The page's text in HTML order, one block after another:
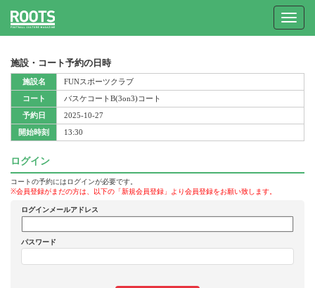
Toggle
施設・コート予約の日時
施設名
コート
予約日
開始時刻
FUNスポーツクラブ
バスケコートB(3on3)コート
2025-10-27
13:30
ログイン
コートの予約にはログインが必要です。
※会員登録がまだの方は、以下の「新規会員登録」より会員登録をお願い致します。
ログインメールアドレス
パスワード